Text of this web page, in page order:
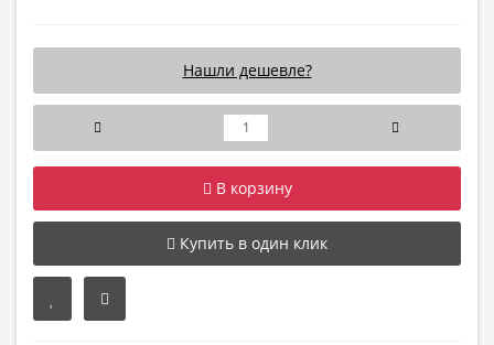
Нашли дешевле?
В корзину
Купить в один клик